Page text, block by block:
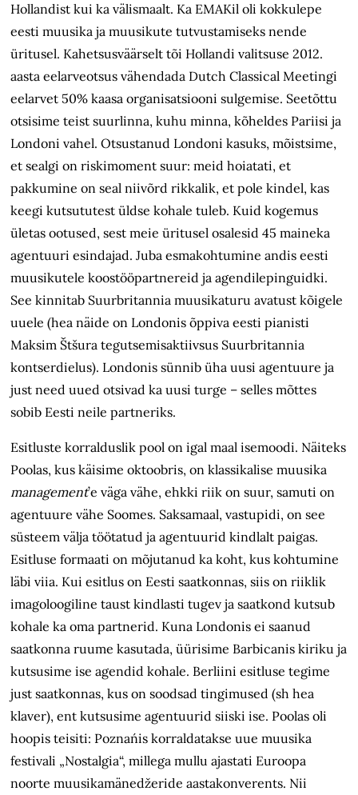
Hollandist kui ka välismaalt. Ka EMAKil oli kokkulepe
eesti muusika ja muusikute tutvustamiseks nende
üritusel. Kahetsusväärselt tõi Hollandi valitsuse 2012.
aasta eelarve­otsus vähendada Dutch Classical Meetingi
eelarvet 50% kaasa organisatsiooni sulgemise. Seetõttu
otsisime teist suurlinna, kuhu minna, kõheldes Pariisi ja
Londoni vahel. Otsustanud Londoni kasuks, mõistsime,
et sealgi on riskimoment suur: meid hoiatati, et
pakkumine on seal niivõrd rikkalik, et pole kindel, kas
keegi kutsututest üldse kohale tuleb. Kuid kogemus
ületas ootused, sest meie üritusel osalesid 45 maineka
agentuuri esindajad. Juba esmakohtumine andis eesti
muusikutele koostööpartnereid ja agendilepinguidki.
See kinnitab Suurbritannia muusikaturu avatust kõigele
uuele (hea näide on Londonis õppiva eesti pianisti
Maksim Štšura tegutsemisaktiivsus Suurbritannia
kontserdielus). Londonis sünnib üha uusi agentuure ja
just need uued otsivad ka uusi turge – selles mõttes
sobib Eesti neile partneriks.
Esitluste korralduslik pool on igal maal isemoodi. Näiteks
Poolas, kus käisime oktoobris, on klassikalise muusika
management’e väga vähe, ehkki riik on suur, samuti on
agentuure vähe Soomes. Saksamaal, vastupidi, on see
süsteem välja töötatud ja agentuurid kindlalt paigas.
Esitluse formaati on mõjutanud ka koht, kus kohtumine
läbi viia. Kui esitlus on Eesti saatkonnas, siis on riiklik
imagoloogiline taust kindlasti tugev ja saatkond kutsub
kohale ka oma partnerid. Kuna Londonis ei saanud
saatkonna ruume kasutada, üürisime Barbicanis kiriku ja
kutsusime ise agendid kohale. Berliini esitluse tegime
just saatkonnas, kus on soodsad tingimused (sh hea
klaver), ent kutsusime agentuurid siiski ise. Poolas oli
hoopis teisiti: Poznańis korraldatakse uue muusika
festivali „Nostalgia“, millega mullu ajastati Euroopa
noorte muusikamänedžeride aastakonverents. Nii